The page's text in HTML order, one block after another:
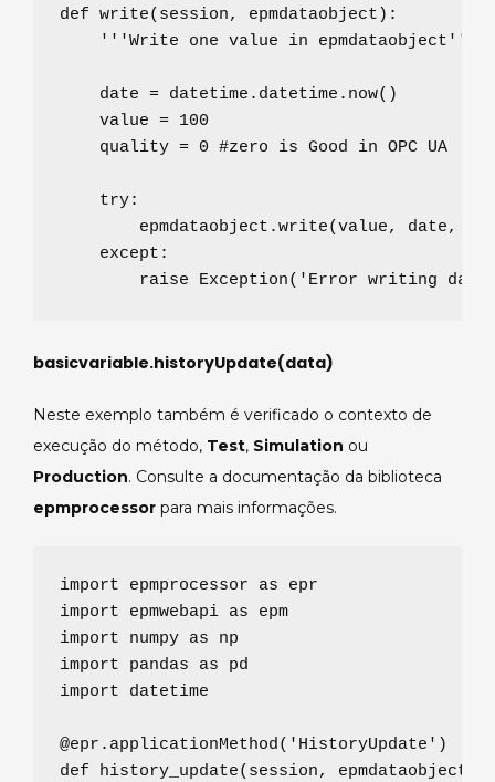
def write( session, epmdataobject ):
'''Write one value in epmdataobject '''
    date
= datetime.datetime.now()
    value
= 100
    quality
= 0 #zero is Good in OPC UA
try:
epmdataobject.write(value, date,
except :
raise
Exception( ' Error writing
basicvariable.historyUpdate(data)
Neste exemplo também é verificado o contexto de
execução do método, Test, Simulation ou
Production. Consulte a documentação da biblioteca
epmprocessor para mais informações.
import epmprocessor as
import epmwebapi as
import numpy as
import pandas as
import datetime
@epr.applicationMethod( ' HistoryUpdate '
def
history_update( session, epmdataobject